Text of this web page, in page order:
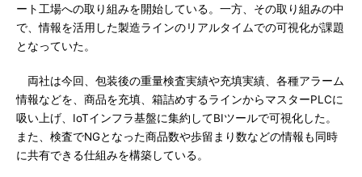
ート工場への取り組みを開始している。一方、その取り組みの中
で、情報を活用した製造ラインのリアルタイムでの可視化が課題
となっていた。
両社は今回、包装後の重量検査実績や充填実績、各種アラーム
情報などを、商品を充填、箱詰めするラインからマスターPLCに
吸い上げ、IoTインフラ基盤に集約してBIツールで可視化した。
また、検査でNGとなった商品数や歩留まり数などの情報も同時
に共有できる仕組みを構築している。